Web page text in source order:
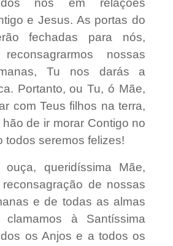
nós em relações
e Jesus. As portas do
fechadas para nós,
nossas
Tu nos darás a
Portanto, ou Tu, ó Mãe,
com Teus filhos na terra,
de ir morar Contigo no
todos seremos felizes!
queridíssima Mãe,
de nossas
e de todas as almas
clamamos à Santíssima
os Anjos e a todos os